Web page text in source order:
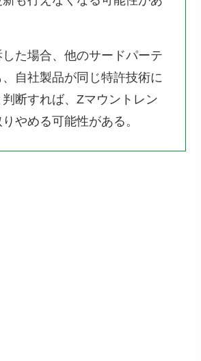
た場合、他のサードパーテ
、自社製品が同じ特許技術に
断すれば、Zマウントレン
やめる可能性がある。